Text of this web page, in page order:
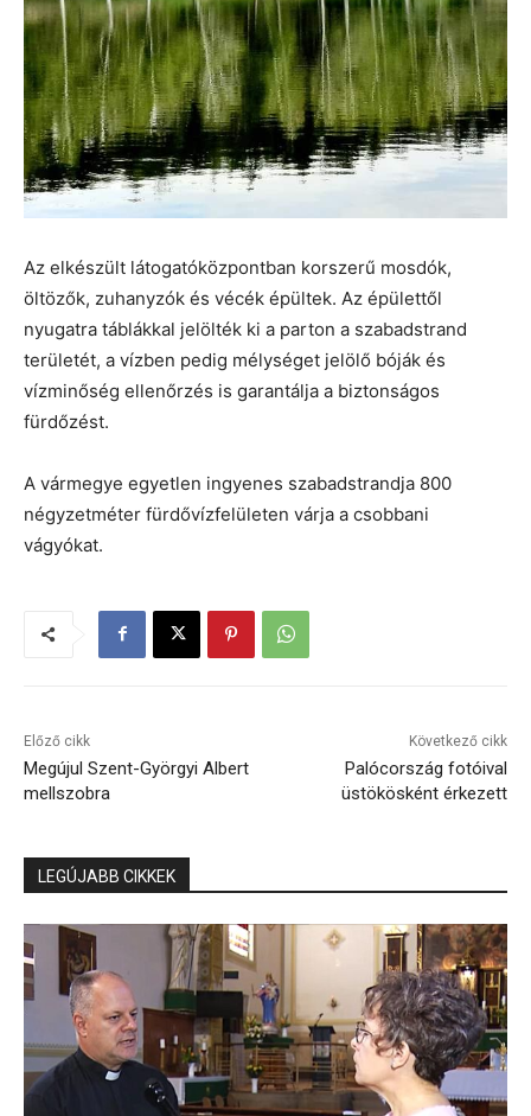
Az elkészült látogatóközpontban korszerű mosdók,
öltözők, zuhanyzók és vécék épültek. Az épülettől
nyugatra táblákkal jelölték ki a parton a szabadstrand
területét, a vízben pedig mélységet jelölő bóják és
vízminőség ellenőrzés is garantálja a biztonságos
fürdőzést.
A vármegye egyetlen ingyenes szabadstrandja 800
négyzetméter fürdővízfelületen várja a csobbani
vágyókat.
Előző cikk
Megújul Szent-Györgyi Albert
mellszobra
Következő cikk
Palócország fotóival
üstökösként érkezett
LEGÚJABB CIKKEK